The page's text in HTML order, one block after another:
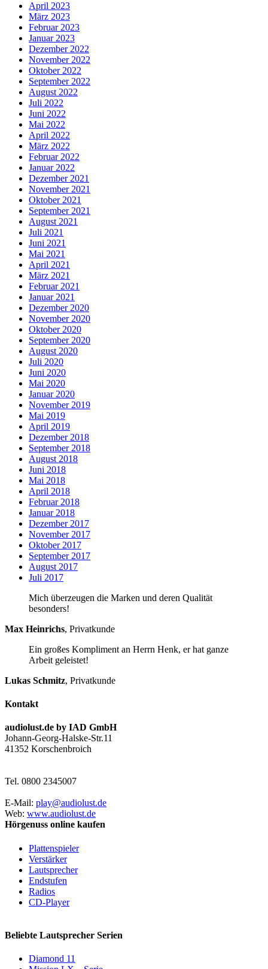
April 2023
März 2023
Februar 2023
Januar 2023
Dezember 2022
November 2022
Oktober 2022
September 2022
August 2022
Juli 2022
Juni 2022
Mai 2022
April 2022
März 2022
Februar 2022
Januar 2022
Dezember 2021
November 2021
Oktober 2021
September 2021
August 2021
Juli 2021
Juni 2021
Mai 2021
April 2021
März 2021
Februar 2021
Januar 2021
Dezember 2020
November 2020
Oktober 2020
September 2020
August 2020
Juli 2020
Juni 2020
Mai 2020
Januar 2020
November 2019
Mai 2019
April 2019
Dezember 2018
September 2018
August 2018
Juni 2018
Mai 2018
April 2018
Februar 2018
Januar 2018
Dezember 2017
November 2017
Oktober 2017
September 2017
August 2017
Juli 2017
Mich überzeugen die Marken und deren Qualität
besonders!
Max Heinrichs, Privatkunde
Ein großes Kompliment an Herrn Henk, er hat ganze
Arbeit geleistet!
Lukas Schmitz, Privatkunde
Kontakt
audiolust.de by IAD GmbH
Johann-Georg-Halske-Str.11
41352 Korschenbroich
Tel. 0800 2345007
E-Mail: play@audiolust.de
Web: www.audiolust.de
Hörgenuss online kaufen
Plattenspieler
Verstärker
Lautsprecher
Endstufen
Radios
CD-Player
Beliebte Lautsprecher Serien
Diamond 11